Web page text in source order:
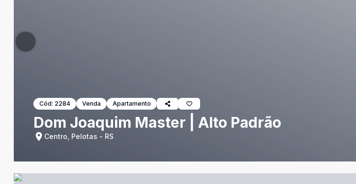
Cód: 2284 Venda Apartamento
Dom Joaquim Master | Alto Padrão
Centro, Pelotas - RS